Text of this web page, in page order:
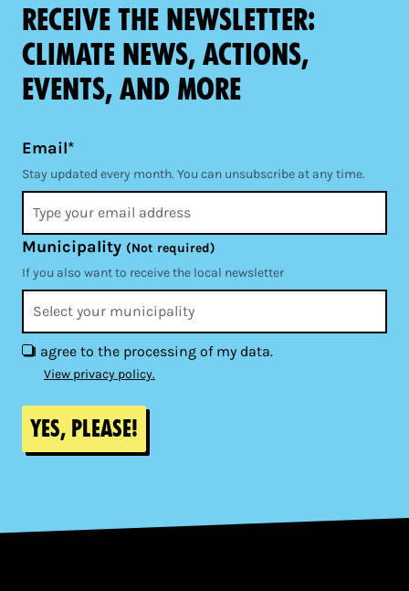
Receive the newsletter:
climate news, actions,
events, and more
Email*
Stay updated every month. You can unsubscribe at any time.
Municipality (Not required)
If you also want to receive the local newsletter
I agree to the processing of my data.
View privacy policy.
Yes, please!